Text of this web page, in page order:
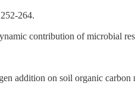
264.
contribution of microbial
addition on soil organic carbon